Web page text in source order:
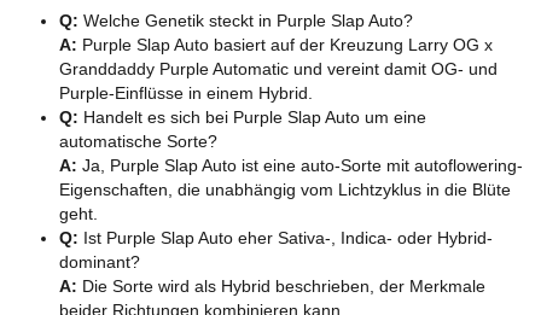
Q: Welche Genetik steckt in Purple Slap Auto?
A: Purple Slap Auto basiert auf der Kreuzung Larry OG x
Granddaddy Purple Automatic und vereint damit OG- und
Purple-Einflüsse in einem Hybrid.
Q: Handelt es sich bei Purple Slap Auto um eine
automatische Sorte?
A: Ja, Purple Slap Auto ist eine auto-Sorte mit autoflowering-
Eigenschaften, die unabhängig vom Lichtzyklus in die Blüte
geht.
Q: Ist Purple Slap Auto eher Sativa-, Indica- oder Hybrid-
dominant?
A: Die Sorte wird als Hybrid beschrieben, der Merkmale
beider Richtungen kombinieren kann.